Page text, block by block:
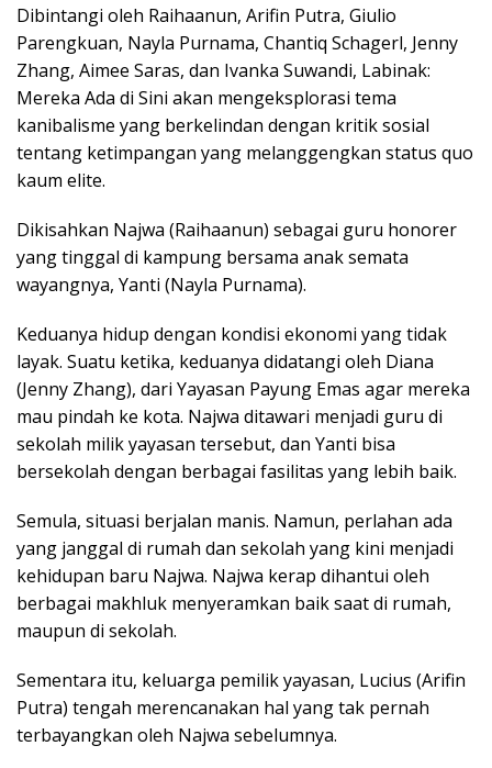
Dibintangi oleh Raihaanun, Arifin Putra, Giulio
Parengkuan, Nayla Purnama, Chantiq Schagerl, Jenny
Zhang, Aimee Saras, dan Ivanka Suwandi, Labinak:
Mereka Ada di Sini akan mengeksplorasi tema
kanibalisme yang berkelindan dengan kritik sosial
tentang ketimpangan yang melanggengkan status quo
kaum elite.
Dikisahkan Najwa (Raihaanun) sebagai guru honorer
yang tinggal di kampung bersama anak semata
wayangnya, Yanti (Nayla Purnama).
Keduanya hidup dengan kondisi ekonomi yang tidak
layak. Suatu ketika, keduanya didatangi oleh Diana
(Jenny Zhang), dari Yayasan Payung Emas agar mereka
mau pindah ke kota. Najwa ditawari menjadi guru di
sekolah milik yayasan tersebut, dan Yanti bisa
bersekolah dengan berbagai fasilitas yang lebih baik.
Semula, situasi berjalan manis. Namun, perlahan ada
yang janggal di rumah dan sekolah yang kini menjadi
kehidupan baru Najwa. Najwa kerap dihantui oleh
berbagai makhluk menyeramkan baik saat di rumah,
maupun di sekolah.
Sementara itu, keluarga pemilik yayasan, Lucius (Arifin
Putra) tengah merencanakan hal yang tak pernah
terbayangkan oleh Najwa sebelumnya.